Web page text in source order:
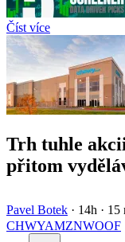
Číst více
Trh tuhle
přitom
Pavel Botek · 14h · 15
CHWYAMZNWOOF